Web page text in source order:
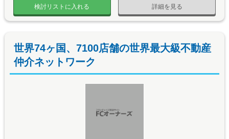
詳細を見る
検討リストに入れる
世界74ヶ国、7100店舗の世界最大級不動産
仲介ネットワーク